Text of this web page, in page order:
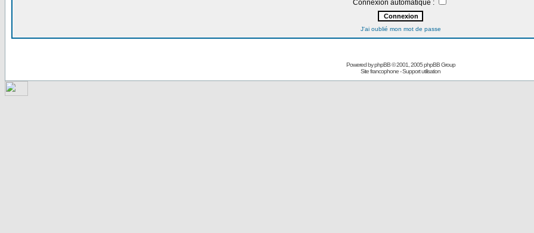
Connexion automatique :
J'ai oublié mon mot de passe
Powered byphpBB© 2001, 2005 phpBB Group
Site francophone-Support utilisation